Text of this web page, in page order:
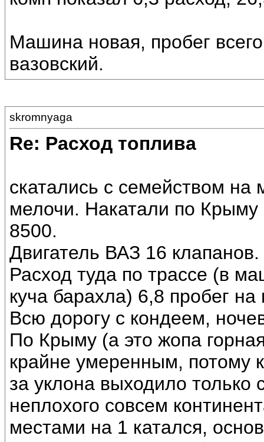
Машина новая, пробег
вазовский.
skromnyaga
Re: Расход топлива
скатались с семейством
мелочи. Накатали по Крыму
8500.
Двигатель ВАЗ 16 клапанов.
Расход туда по трассе (в
куча барахла) 6,8 пробег
Всю дорогу с кондеем,
По Крыму (а это жопа
крайне умеренным, потому
за уклона выходило только
неплохого совсем
местами на 1 катался,